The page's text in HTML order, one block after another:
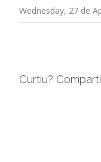
Wednesday, 27 de
Curtiu?